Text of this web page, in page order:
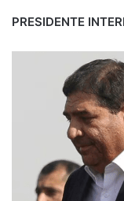
PRESIDENTE